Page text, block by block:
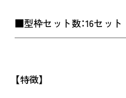
■型枠セット数：16セット
【特徴】